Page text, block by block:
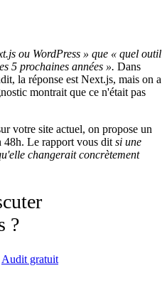
ou WordPress » que « quel outil
5 prochaines années ». Dans
la réponse est Next.js, mais on a
montrait que ce n'était pas
votre site actuel, on propose un
48h. Le rapport vous dit si une
changerait concrètement
?
Audit gratuit